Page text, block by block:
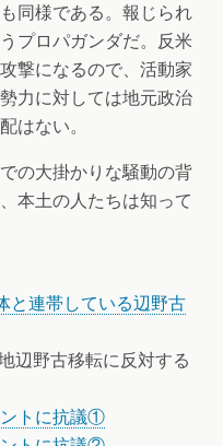
同様である。報じられ
プロパガンダだ。反米
撃になるので、活動家
力に対しては地元政治
はない。
の大掛かりな騒動の背
本土の人たちは知って
と連帯している辺野古
辺野古移転に反対する
トに抗議①